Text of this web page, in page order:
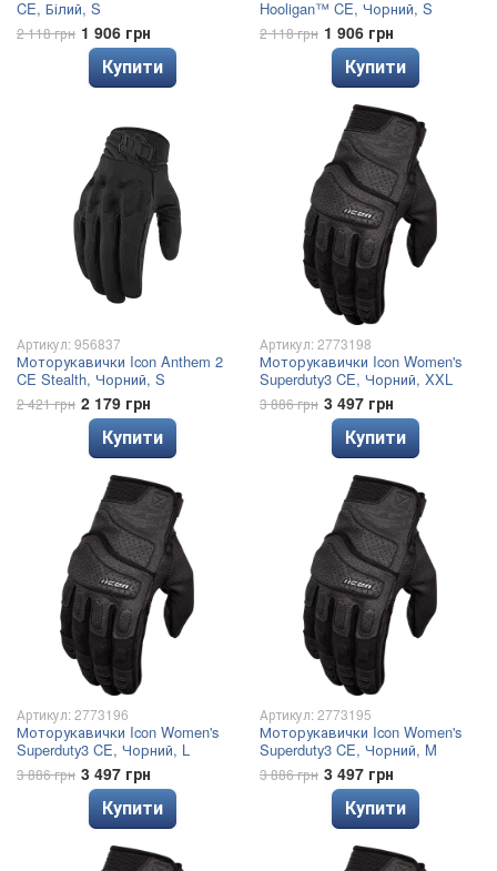
CE, Білий, S
2 118 грн 1 906 грн
Купити
Hooligan™ CE, Чорний, S
2 118 грн 1 906 грн
Купити
Артикул: 956837
Моторукавички Icon Anthem 2
CE Stealth, Чорний, S
2 421 грн 2 179 грн
Купити
Артикул: 2773198
Моторукавички Icon Women's
Superduty3 CE, Чорний, XXL
3 886 грн 3 497 грн
Купити
Артикул: 2773196
Моторукавички Icon Women's
Superduty3 CE, Чорний, L
3 886 грн 3 497 грн
Купити
Артикул: 2773195
Моторукавички Icon Women's
Superduty3 CE, Чорний, M
3 886 грн 3 497 грн
Купити